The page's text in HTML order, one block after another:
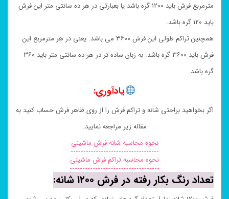
مترمربع فرش باید ۱۲۰۰ گره باشد یا بعبارتی در هر ده سانتی متر این فرش
باید ۱۲۰ گره باشد.
همچنین تراکم طولی این فرش ۳۶۰۰ می باشد. یعنی در هر مترمربع این
فرش باید ۳۶۰۰ گره باشد. به زبان ساده تر در هر ده سانتی متر باید ۳۶۰
گره باشد.
یادآوری:
اگر بخواهید براحتی شانه و تراکم فرش را از روی ظاهر فرش حساب کنید به
مقاله زیر مراجعه نمایید.
نحوه محاسبه شانه فرش ماشینی
نحوه محاسبه تراکم فرش ماشینی
تعداد رنگ بکار رفته در فرش ۱۲۰۰ شانه: